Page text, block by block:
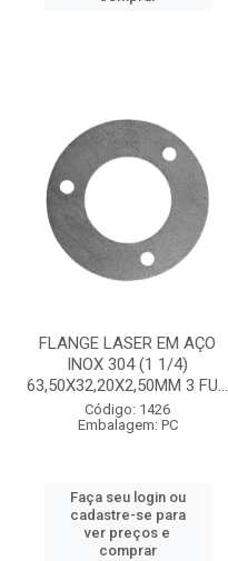
FLANGE LASER EM AÇO
INOX 304 (1 1/4)
63,50X32,20X2,50MM 3 FU...
Código: 1426
Embalagem: PC
Faça seu login ou
cadastre-se para
ver preços e
comprar